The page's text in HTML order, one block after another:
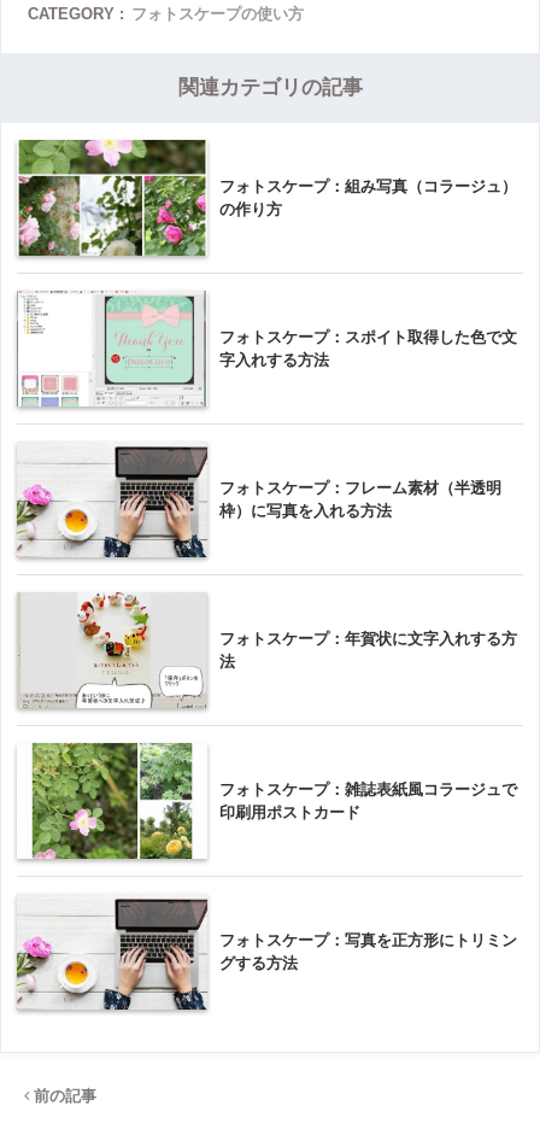
CATEGORY : フォトスケープの使い方
関連カテゴリの記事
フォトスケープ：組み写真（コラージュ）
の作り方
フォトスケープ：スポイト取得した色で文
字入れする方法
フォトスケープ：フレーム素材（半透明
枠）に写真を入れる方法
フォトスケープ：年賀状に文字入れする方
法
フォトスケープ：雑誌表紙風コラージュで
印刷用ポストカード
フォトスケープ：写真を正方形にトリミン
グする方法
前の記事